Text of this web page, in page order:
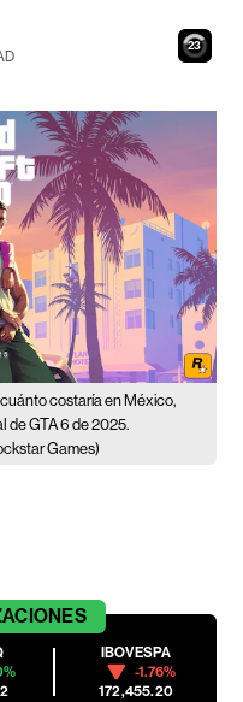
22
costaría en México,
de GTA 6 de 2025.
Games)
IBOVESPA
-1.76%
172,455.20